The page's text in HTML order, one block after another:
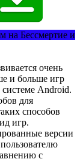
на Бессмертие и
очень
и больше игр
Android.
для
способов
игр.
версии
с